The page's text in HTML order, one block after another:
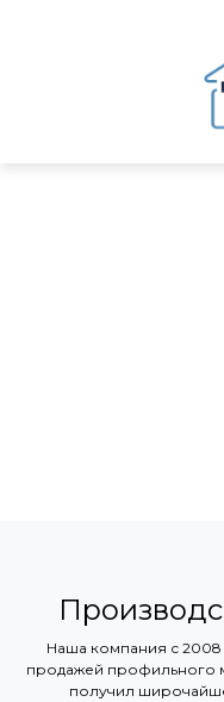
Наша компания с 2008
продажей профильного
получил